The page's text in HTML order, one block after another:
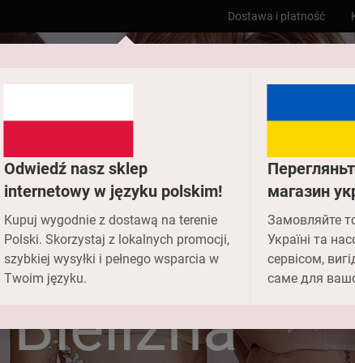
Odwiedź nasz sklep
internetowy w języku polskim!
Kupuj wygodnie z dostawą na terenie
Polski. Skorzystaj z lokalnych promocji,
szybkiej wysyłki i pełnego wsparcia w
Twoim języku.
магазин
Замовляйте
Україні та
сервісом,
саме для
Dostawa i płatność
Dom Bielizna damska
Bielizna